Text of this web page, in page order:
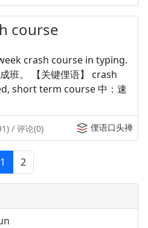
course
crash course in typing.
班。 【关键俚语】 crash
short term course 中：速
/ 评论(0) 俚语口头禅
1 2